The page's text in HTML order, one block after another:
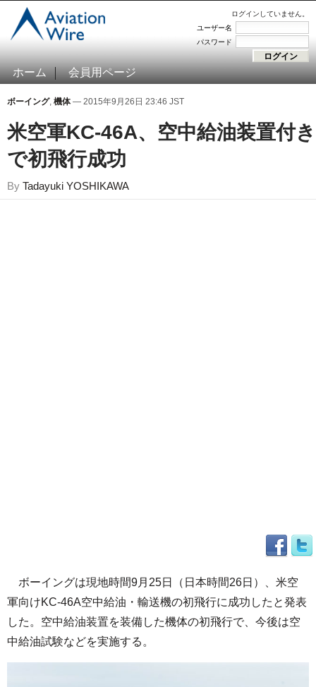
ログインしていません。
ユーザー名
パスワード
ホーム 会員用ページ
ボーイング, 機体— 2015年9月26日 23:46 JST
米空軍KC-46A、空中給油装置付き
で初飛行成功
By Tadayuki YOSHIKAWA
ボーイングは現地時間9月25日（日本時間26日）、米空
軍向けKC-46A空中給油・輸送機の初飛行に成功したと発表
した。空中給油装置を装備した機体の初飛行で、今後は空
中給油試験などを実施する。